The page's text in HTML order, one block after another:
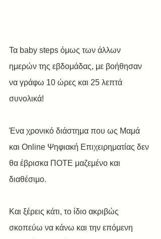
Τα baby steps όμως των άλλων
ημερών της εβδομάδας, με βοήθησαν
να γράφω 10 ώρες και 25 λεπτά
συνολικά!
Ένα χρονικό διάστημα που ως Μαμά
και Online Ψηφιακή Επιχειρηματίας δεν
θα έβρισκα ΠΟΤΕ μαζεμένο και
διαθέσιμο.
Και ξέρεις κάτι, το ίδιο ακριβώς
σκοπεύω να κάνω και την επόμενη